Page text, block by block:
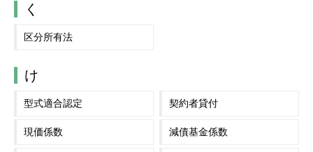
く
区分所有法
け
型式適合認定 契約者貸付
現価係数 減債基金係数